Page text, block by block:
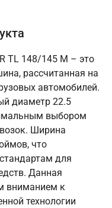
TL 148/145 M – это
рассчитанная на
автомобилей.
диаметр 22.5
выбором
Ширина
что
для
Данная
вниманием к
технологии